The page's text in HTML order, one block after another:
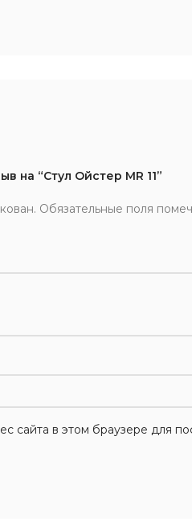
на “Стул Ойстер MR 11”
Обязательные поля
сайта в этом браузере для